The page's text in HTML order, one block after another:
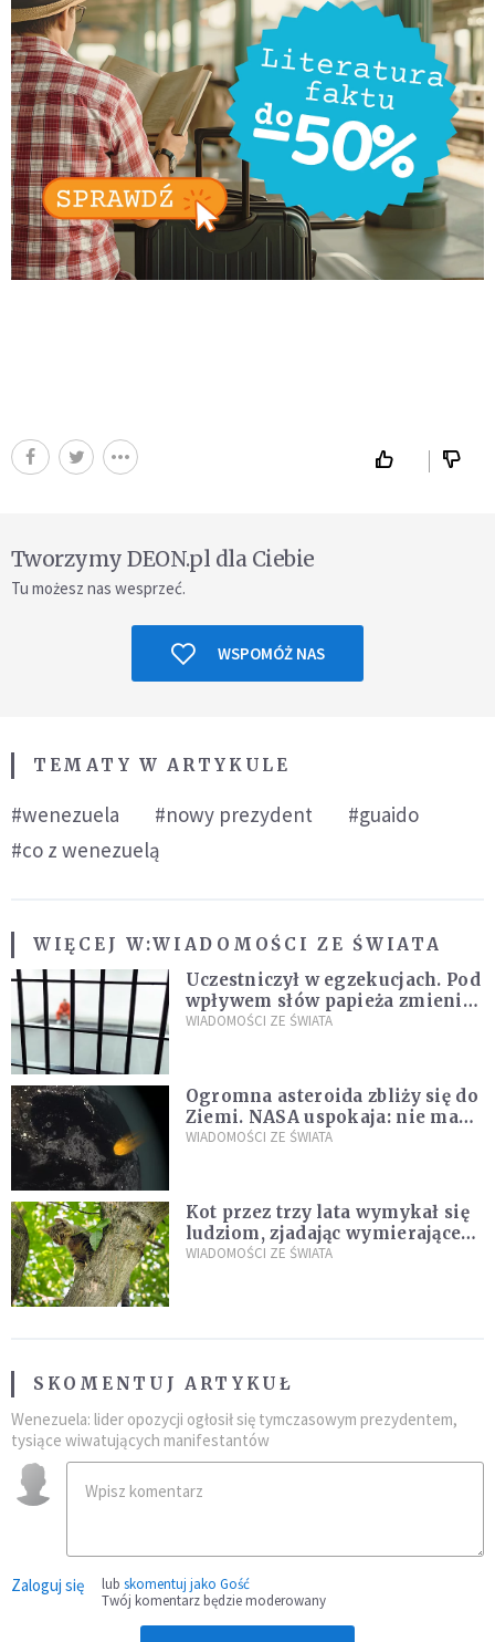
Tworzymy DEON.pl dla Ciebie
Tu możesz nas wesprzeć.
WSPOMÓŻ NAS
TEMATY W ARTYKULE
#wenezuela #nowy prezydent
#guaido
#co z wenezuelą
WIĘCEJ W:WIADOMOŚCI ZE ŚWIATA
Uczestniczył w egzekucjach. Pod
wpływem słów papieża zmienił
zdanie
WIADOMOŚCI ZE ŚWIATA
Ogromna asteroida zbliży się do
Ziemi. NASA uspokaja: nie ma
zagrożenia
WIADOMOŚCI ZE ŚWIATA
Kot przez trzy lata wymykał się
ludziom, zjadając wymierające
kaczki. W końcu popełnił
WIADOMOŚCI ZE ŚWIATA
SKOMENTUJ ARTYKUŁ
Wenezuela: lider opozycji ogłosił się tymczasowym prezydentem,
tysiące wiwatujących manifestantów
Zaloguj się lub skomentuj jako Gość
Twój komentarz będzie moderowany